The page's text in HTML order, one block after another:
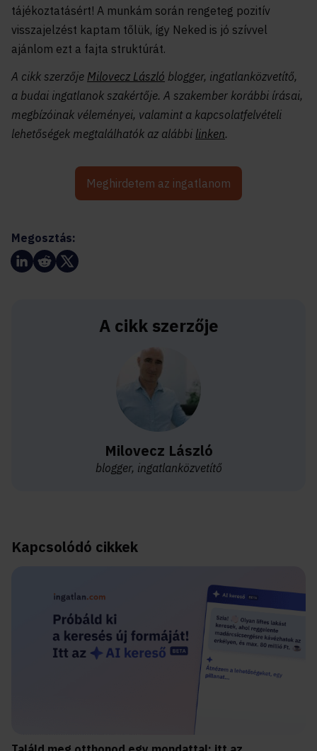
tájékoztatásért! A munkám során rengeteg pozitív
visszajelzést kaptam tőlük, így Neked is jó szívvel
ajánlom ezt a fajta struktúrát.
A cikk szerzője Milovecz László blogger, ingatlanközvetítő,
a budai ingatlanok szakértője. A szakember korábbi írásai,
megbízóinak véleményei, valamint a kapcsolatfelvételi
lehetőségek megtalálhatók az alábbi linken.
Meghirdetem az ingatlanom
Megosztás:
A cikk szerzője
Milovecz László
blogger, ingatlanközvetítő
Kapcsolódó cikkek